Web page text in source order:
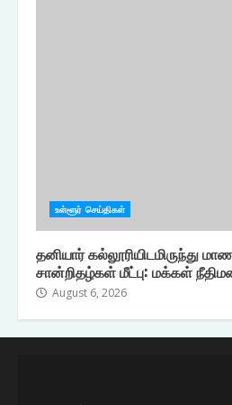
உள்ளூர் செய்திகள்
தனியார் கல்லூரியிடமிருந்து
சான்றிதழ்கள் மீட்பு: மக்கள்
August 6, 2026